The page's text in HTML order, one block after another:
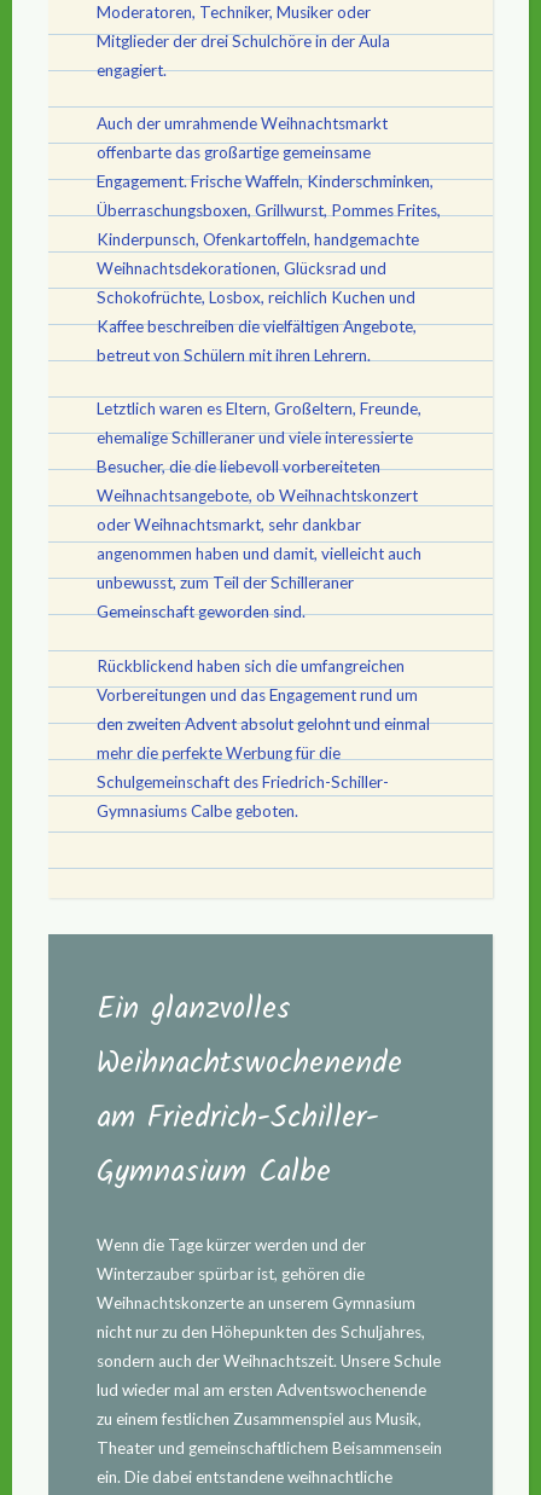
Moderatoren, Techniker, Musiker oder
Mitglieder der drei Schulchöre in der Aula
engagiert.
Auch der umrahmende Weihnachtsmarkt
offenbarte das großartige gemeinsame
Engagement. Frische Waffeln, Kinderschminken,
Überraschungsboxen, Grillwurst, Pommes Frites,
Kinderpunsch, Ofenkartoffeln, handgemachte
Weihnachtsdekorationen, Glücksrad und
Schokofrüchte, Losbox, reichlich Kuchen und
Kaffee beschreiben die vielfältigen Angebote,
betreut von Schülern mit ihren Lehrern.
Letztlich waren es Eltern, Großeltern, Freunde,
ehemalige Schilleraner und viele interessierte
Besucher, die die liebevoll vorbereiteten
Weihnachtsangebote, ob Weihnachtskonzert
oder Weihnachtsmarkt, sehr dankbar
angenommen haben und damit, vielleicht auch
unbewusst, zum Teil der Schilleraner
Gemeinschaft geworden sind.
Rückblickend haben sich die umfangreichen
Vorbereitungen und das Engagement rund um
den zweiten Advent absolut gelohnt und einmal
mehr die perfekte Werbung für die
Schulgemeinschaft des Friedrich-Schiller-
Gymnasiums Calbe geboten.
Ein glanzvolles
Weihnachtswochenende
am Friedrich-Schiller-
Gymnasium Calbe
Wenn die Tage kürzer werden und der
Winterzauber spürbar ist, gehören die
Weihnachtskonzerte an unserem Gymnasium
nicht nur zu den Höhepunkten des Schuljahres,
sondern auch der Weihnachtszeit. Unsere Schule
lud wieder mal am ersten Adventswochenende
zu einem festlichen Zusammenspiel aus Musik,
Theater und gemeinschaftlichem Beisammensein
ein. Die dabei entstandene weihnachtliche